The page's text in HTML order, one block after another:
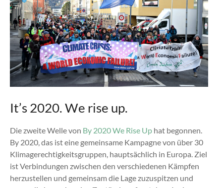
It’s 2020. We rise up.
Die zweite Welle von By 2020 We Rise Uphat begonnen.
By 2020, das ist eine gemeinsame Kampagne von über 30
Klimagerechtigkeitsgruppen, hauptsächlich in Europa. Ziel
ist Verbindungen zwischen den verschiedenen Kämpfen
herzustellen und gemeinsam die Lage zuzuspitzen und